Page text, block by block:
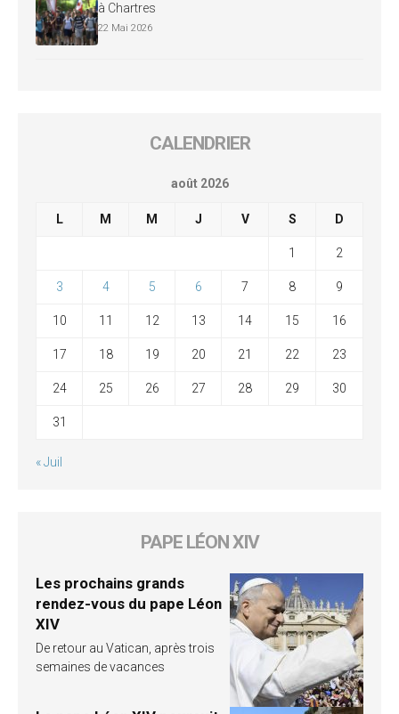
à Chartres
22 Mai 2026
CALENDRIER
août 2026
L M M J V S D
1 2
3 4 5 6 7 8 9
10 11 12 13 14 15 16
17 18 19 20 21 22 23
24 25 26 27 28 29 30
31
« Juil
PAPE LÉON XIV
Les prochains grands
rendez-vous du pape Léon
XIV
De retour au Vatican, après trois
semaines de vacances